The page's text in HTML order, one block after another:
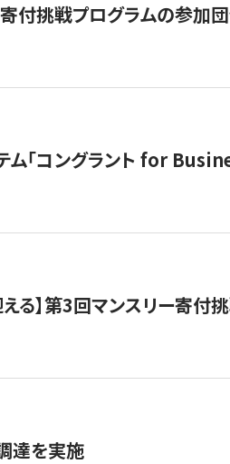
付挑戦プログラムの参加
ム「コングラント for
る】​​第3回マンスリー寄付
達を実施